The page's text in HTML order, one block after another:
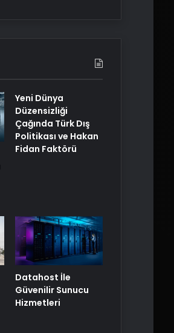
Yeni Dünya
Düzensizliği
Çağında Türk Dış
Politikası ve Hakan
Fidan Faktörü
Datahost İle
Güvenilir Sunucu
Hizmetleri